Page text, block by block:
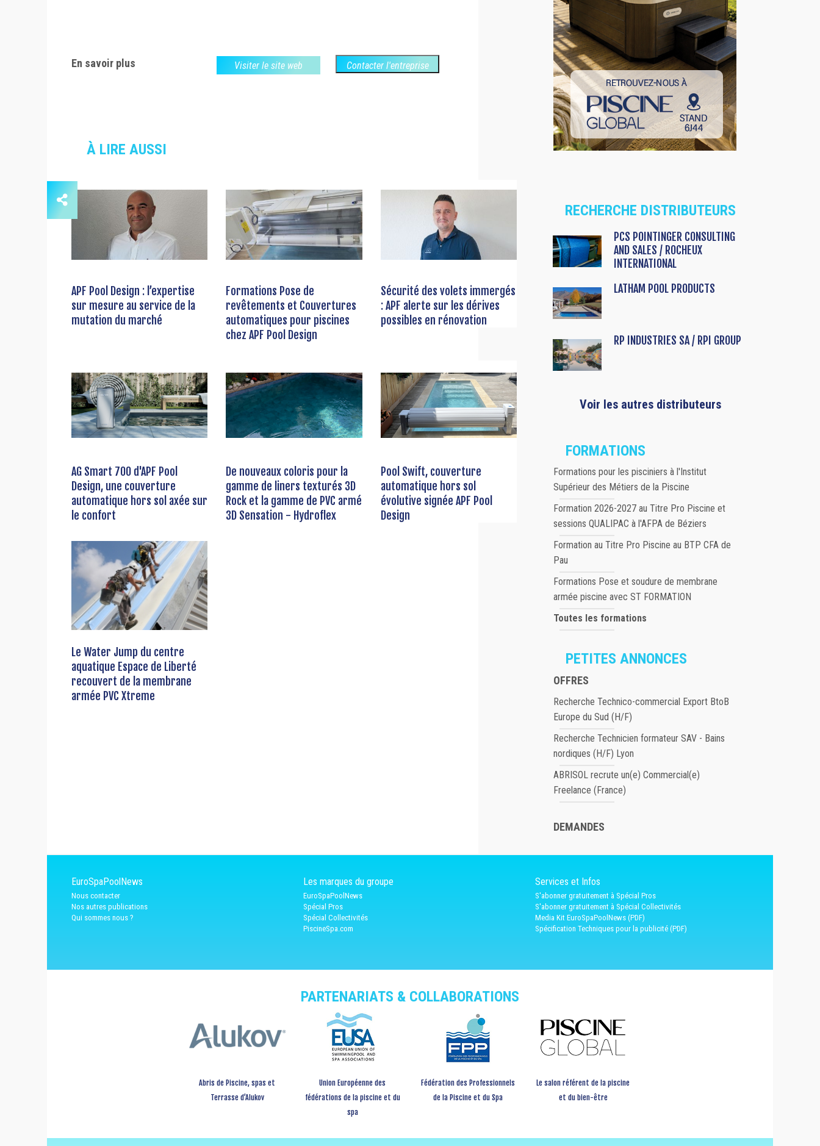
En savoir plus Visiter le site web Contacter l'entreprise
À LIRE AUSSI
APF Pool Design : l’expertise
sur mesure au service de la
mutation du marché
Formations Pose de
revêtements et Couvertures
automatiques pour piscines
chez APF Pool Design
Sécurité des volets immergés
: APF alerte sur les dérives
possibles en rénovation
AG Smart 700 d'APF Pool
Design, une couverture
automatique hors sol axée sur
le confort
De nouveaux coloris pour la
gamme de liners texturés 3D
Rock et la gamme de PVC armé
3D Sensation - Hydroflex
Pool Swift, couverture
automatique hors sol
évolutive signée APF Pool
Design
Le Water Jump du centre
aquatique Espace de Liberté
recouvert de la membrane
armée PVC Xtreme
RECHERCHE DISTRIBUTEURS
PCS POINTINGER CONSULTING
AND SALES / ROCHEUX
INTERNATIONAL
LATHAM POOL PRODUCTS
RP INDUSTRIES SA / RPI GROUP
Voir les autres distributeurs
FORMATIONS
Formations pour les pisciniers à l'Institut
Supérieur des Métiers de la Piscine
Formation 2026-2027 au Titre Pro Piscine et
sessions QUALIPAC à l'AFPA de Béziers
Formation au Titre Pro Piscine au BTP CFA de
Pau
Formations Pose et soudure de membrane
armée piscine avec ST FORMATION
Toutes les formations
PETITES ANNONCES
OFFRES
Recherche Technico-commercial Export BtoB
Europe du Sud (H/F)
Recherche Technicien formateur SAV - Bains
nordiques (H/F) Lyon
ABRISOL recrute un(e) Commercial(e)
Freelance (France)
DEMANDES
EuroSpaPoolNews
Nous contacter
Nos autres publications
Qui sommes nous ?
Les marques du groupe
EuroSpaPoolNews
Spécial Pros
Spécial Collectivités
PiscineSpa.com
Services et Infos
S'abonner gratuitement à Spécial Pros
S'abonner gratuitement à Spécial Collectivités
Media Kit EuroSpaPoolNews (PDF)
Spécification Techniques pour la publicité (PDF)
PARTENARIATS & COLLABORATIONS
Abris de Piscine, spas et
Terrasse d’Alukov
Union Européenne des
fédérations de la piscine et du
spa
Fédération des Professionnels
de la Piscine et du Spa
Le salon référent de la piscine
et du bien-être